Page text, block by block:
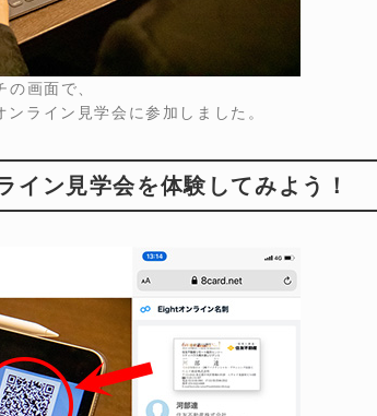
画面で、
ンライン見学会に参加しました。
イン見学会を体験してみよう！